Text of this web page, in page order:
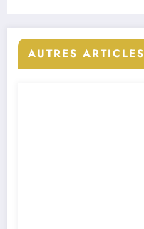
AUTRES ARTICLES